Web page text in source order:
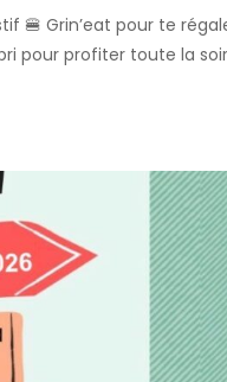
🍔 Grin’eat pour te
pour profiter toute la